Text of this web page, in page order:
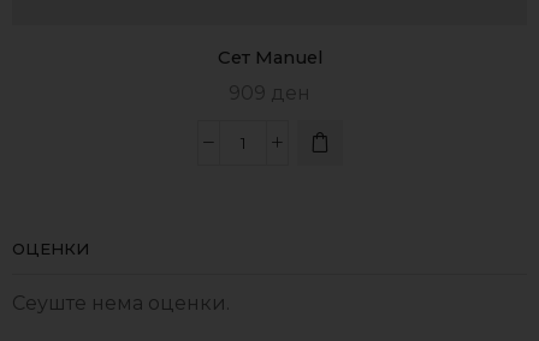
Сет Manuel
909 ден
ОЦЕНКИ
Сеуште нема оценки.